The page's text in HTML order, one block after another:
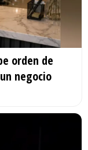
orden de
negocio